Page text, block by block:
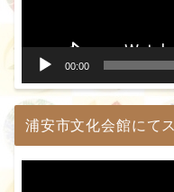
00:00
浦安市文化会館にて